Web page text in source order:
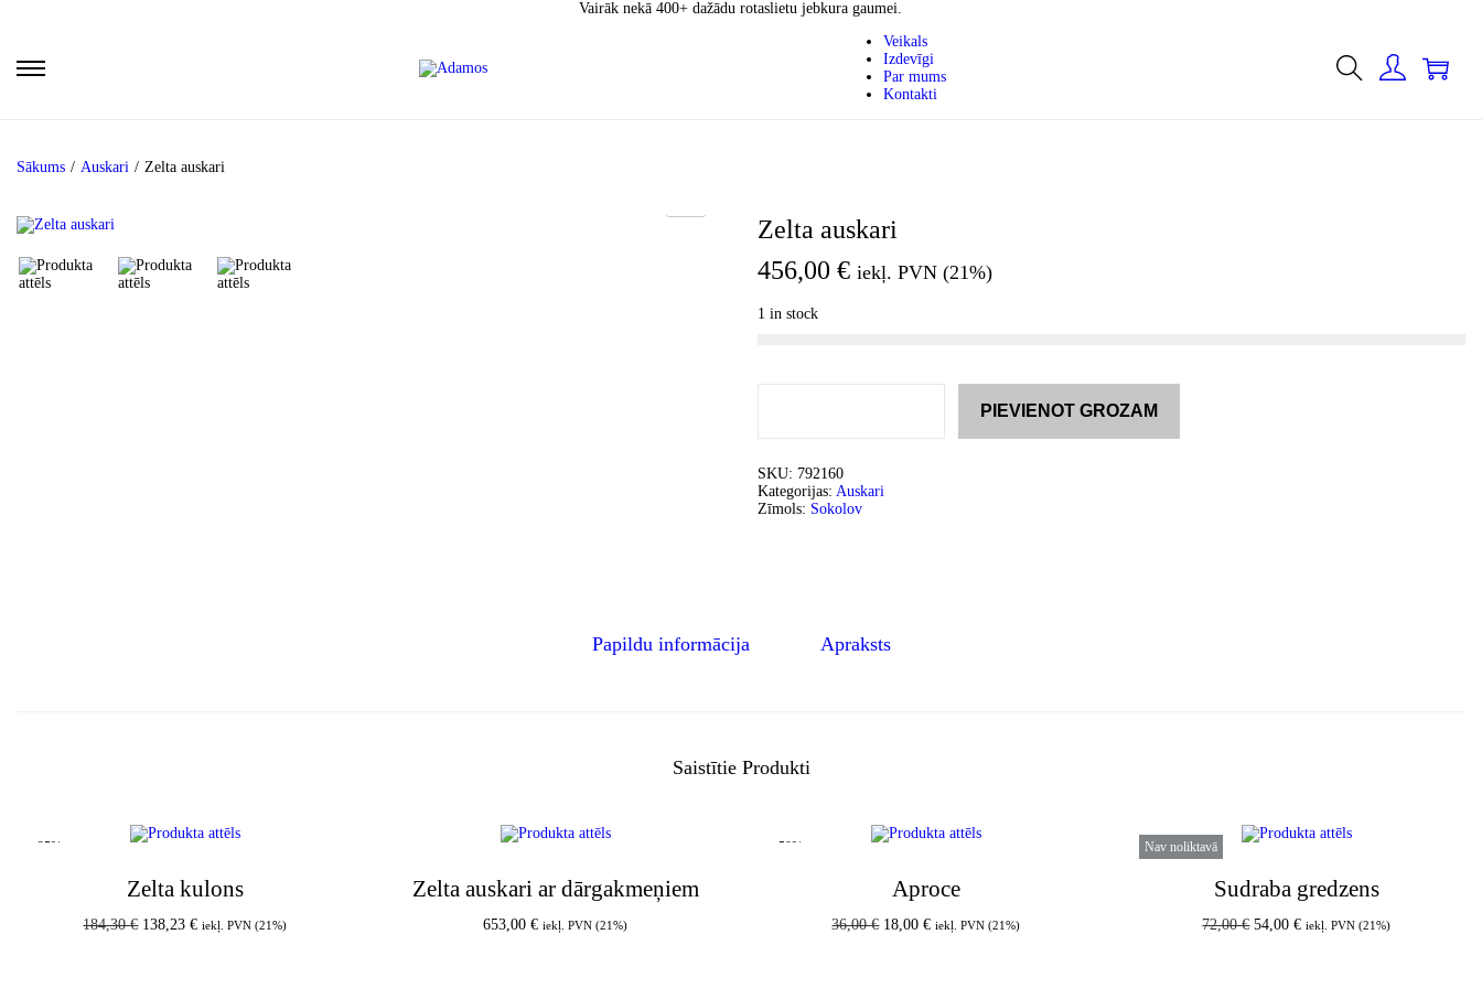
Vairāk nekā 400+ dažādu rotaslietu jebkura gaumei.
Veikals
Izdevīgi
Par mums
Kontakti
Sākums / Auskari / Zelta auskari
Zelta auskari
456,00 € iekļ. PVN (21%)
1 in stock
PIEVIENOT GROZAM
SKU: 792160
Kategorijas: Auskari
Zīmols: Sokolov
Papildu informācija Apraksts
Saistītie Produkti
-25%
Zelta kulons
184,30€ 138,23€ iekļ. PVN (21%)
Zelta auskari ar dārgakmeņiem
653,00€ iekļ. PVN (21%)
-50%
Aproce
36,00€ 18,00€ iekļ. PVN (21%)
Nav noliktavā
Sudraba gredzens
72,00€ 54,00€ iekļ. PVN (21%)